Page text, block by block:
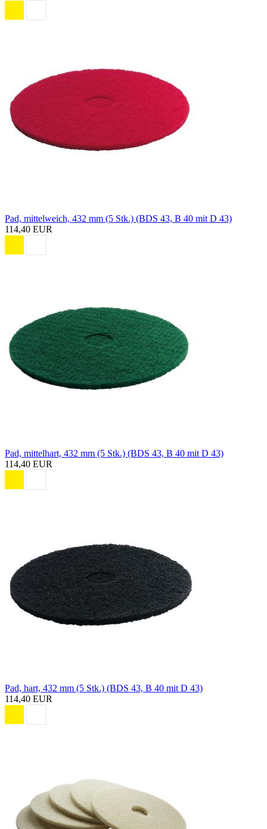
Pad, mittelweich, 432 mm (5 Stk.) (BDS 43, B 40 mit D 43)
114,40 EUR
Pad, mittelhart, 432 mm (5 Stk.) (BDS 43, B 40 mit D 43)
114,40 EUR
Pad, hart, 432 mm (5 Stk.) (BDS 43, B 40 mit D 43)
114,40 EUR